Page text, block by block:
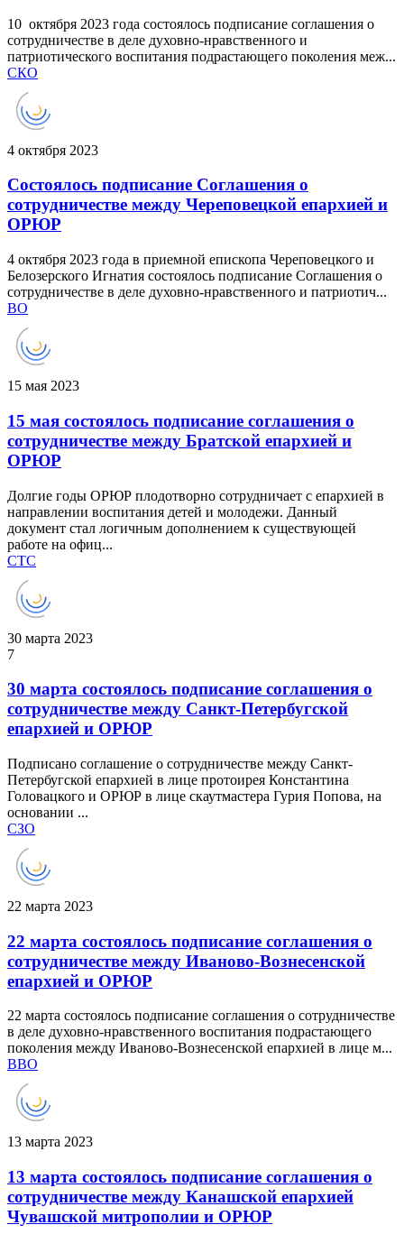
10 октября 2023 года состоялось подписание соглашения о
сотрудничестве в деле духовно-нравственного и
патриотического воспитания подрастающего поколения меж...
СКО
4 октября 2023
Состоялось подписание Соглашения о
сотрудничестве между Череповецкой епархией и
ОРЮР
4 октября 2023 года в приемной епископа Череповецкого и
Белозерского Игнатия состоялось подписание Соглашения о
сотрудничестве в деле духовно-нравственного и патриотич...
ВО
15 мая 2023
15 мая состоялось подписание соглашения о
сотрудничестве между Братской епархией и
ОРЮР
Долгие годы ОРЮР плодотворно сотрудничает с епархией в
направлении воспитания детей и молодежи. Данный
документ стал логичным дополнением к существующей
работе на офиц...
СТС
30 марта 2023
7
30 марта состоялось подписание соглашения о
сотрудничестве между Санкт-Петербугской
епархией и ОРЮР
Подписано соглашение о сотрудничестве между Санкт-
Петербугской епархией в лице протоирея Константина
Головацкого и ОРЮР в лице скаутмастера Гурия Попова, на
основании ...
СЗО
22 марта 2023
22 марта состоялось подписание соглашения о
сотрудничестве между Иваново-Вознесенской
епархией и ОРЮР
22 марта состоялось подписание соглашения о сотрудничестве
в деле духовно-нравственного воспитания подрастающего
поколения между Иваново-Вознесенской епархией в лице м...
ВВО
13 марта 2023
13 марта состоялось подписание соглашения о
сотрудничестве между Канашской епархией
Чувашской митрополии и ОРЮР